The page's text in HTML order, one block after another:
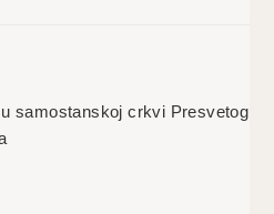
samostanskoj crkvi Presvetog